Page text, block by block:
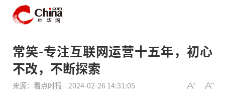
常笑-专注互联网运营十五年，初心
不改，不断探索
来源：看点时报 2024-02-26 14:31:05